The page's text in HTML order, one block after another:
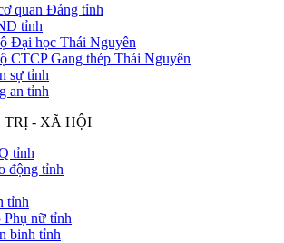
quan Đảng tỉnh
tỉnh
Đại học Thái Nguyên
CTCP Gang thép Thái Nguyên
sự tỉnh
an tỉnh
TRỊ - XÃ HỘI
tỉnh
động tỉnh
tỉnh
nữ tỉnh
binh tỉnh